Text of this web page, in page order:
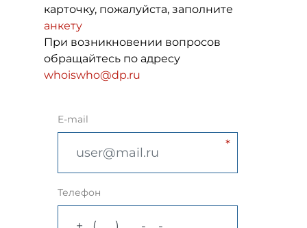
карточку, пожалуйста, заполните
анкету
При возникновении вопросов
обращайтесь по адресу
whoiswho@dp.ru
E-mail
Телефон